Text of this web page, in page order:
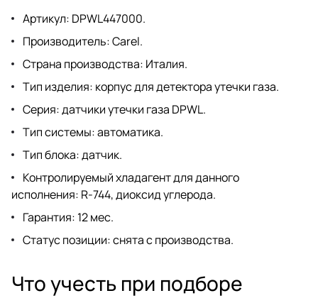
Артикул: DPWL447000.
Производитель: Carel.
Страна производства: Италия.
Тип изделия: корпус для детектора утечки газа.
Серия: датчики утечки газа DPWL.
Тип системы: автоматика.
Тип блока: датчик.
Контролируемый хладагент для данного
исполнения: R-744, диоксид углерода.
Гарантия: 12 мес.
Статус позиции: снята с производства.
Что учесть при подборе